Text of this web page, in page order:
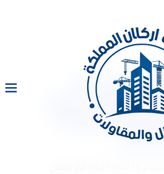
بالدمام
0533334179 مع أفضل مواد
شامل